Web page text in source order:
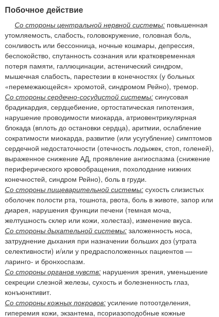
Побочное действие
Со стороны центральной нервной системы: повышенная
утомляемость, слабость, головокружение, головная боль,
сонливость или бессонница, ночные кошмары, депрессия,
беспокойство, спутанность сознания или кратковременная
потеря памяти, галлюцинации, астенический синдром,
мышечная слабость, парестезии в конечностях (у больных
«перемежающейся» хромотой, синдромом Рейно), тремор.
Со стороны сердечно-сосудистой системы: синусовая
брадикардия, сердцебиение, ортостатическая гипотензия,
нарушение проводимости миокарда, атриовентрикулярная
блокада (вплоть до остановки сердца), аритмии, ослабление
сократимости миокарда, развитие (или усугубление) симптомов
сердечной недостаточности (отечность лодыжек, стоп, голеней),
выраженное снижение АД, проявление ангиоспазма (снижение
периферического кровообращения, похолодание нижних
конечностей, синдром Рейно), боль в груди.
Со стороны пищеварительной системы: сухость слизистых
оболочек полости рта, тошнота, рвота, боль в животе, запор или
диарея, нарушения функции печени (темная моча,
желтушность склер или кожи, холестаз), изменение вкуса.
Со стороны дыхательной системы: заложенность носа,
затруднение дыхания при назначении больших доз (утрата
селективности) и/или у предрасположенных пациентов —
ларинго- и бронхоспазм.
Со стороны органов чувств: нарушения зрения, уменьшение
секреции слезной железы, сухость и болезненность глаз,
конъюнктивит.
Со стороны кожных покровов: усиление потоотделения,
гиперемия кожи, экзантема, псориазоподобные кожные